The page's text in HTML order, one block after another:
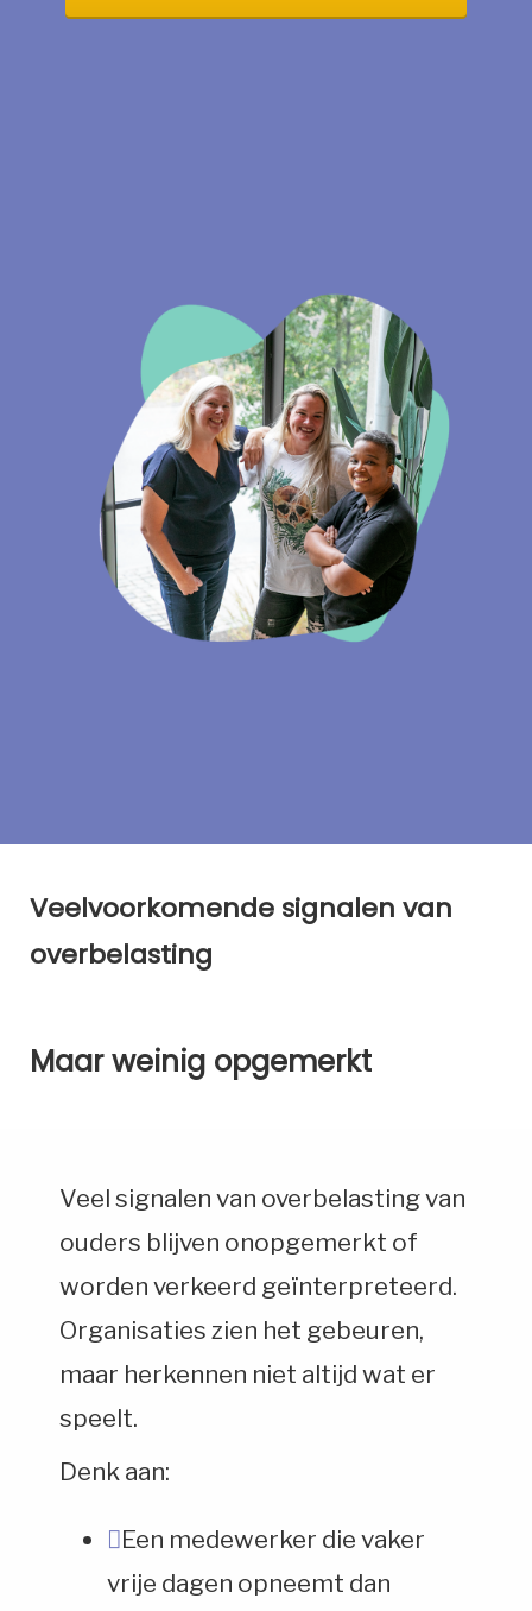
Veelvoorkomende signalen van
overbelasting
Maar weinig opgemerkt
Veel signalen van overbelasting van
ouders blijven onopgemerkt of
worden verkeerd geïnterpreteerd.
Organisaties zien het gebeuren,
maar herkennen niet altijd wat er
speelt.
Denk aan:
Een medewerker die vaker
vrije dagen opneemt dan